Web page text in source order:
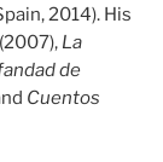
2014). His
(2007), La
de
Cuentos